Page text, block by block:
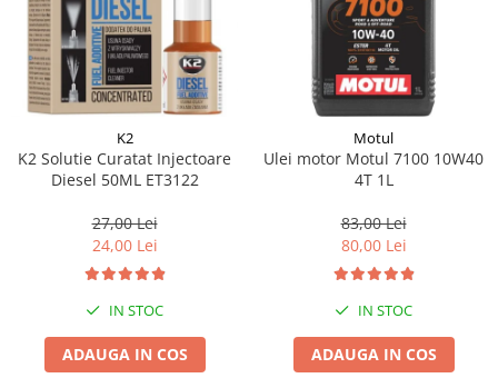
K2
K2 Solutie Curatat Injectoare
Diesel 50ML ET3122
27,00 Lei
24,00 Lei
IN STOC
ADAUGA IN COS
Motul
Ulei motor Motul 7100 10W40
4T 1L
83,00 Lei
80,00 Lei
IN STOC
ADAUGA IN COS